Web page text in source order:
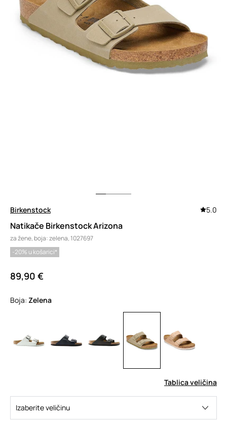
Birkenstock 5.0
Natikače Birkenstock Arizona
za žene, boja: zelena, 1027697
-20% u košarici*
89,90 €
Boja: zelena
Tablica veličina
Izaberite veličinu